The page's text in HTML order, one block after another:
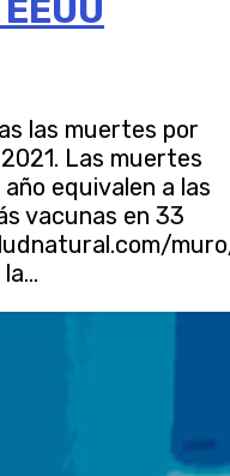
las muertes por
Las muertes
equivalen a las
vacunas en 33